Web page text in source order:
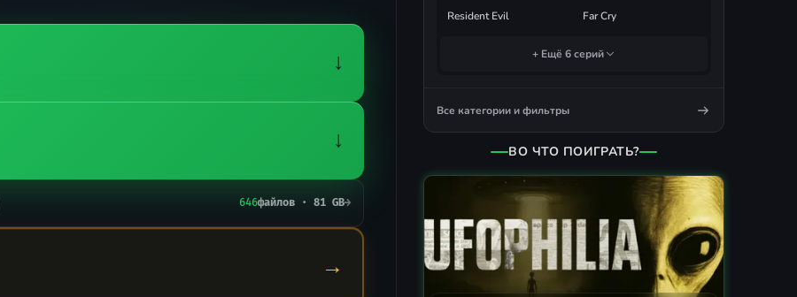
↓
↓
646файлов · 81 GB→
→
Resident Evil Far Cry
+ Ещё 6 серий
Все категории и фильтры
ВО ЧТО ПОИГРАТЬ?